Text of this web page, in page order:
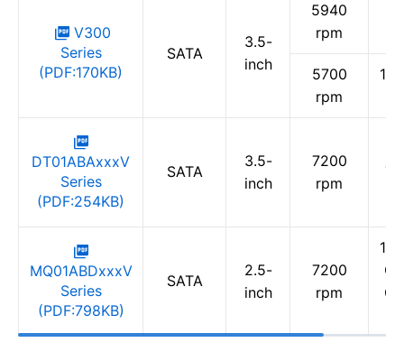
V300
Series
(PDF:170KB)
SATA
3.5-
inch
5940
rpm
5700
rpm
1
DT01ABAxxxV
Series
(PDF:254KB)
SATA
3.5-
inch
7200
rpm
MQ01ABDxxxV
Series
(PDF:798KB)
SATA
2.5-
inch
7200
rpm
1